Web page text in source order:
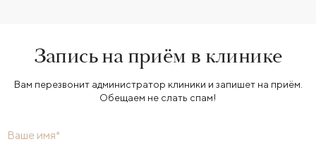
Запись на приём в клинике
Вам перезвонит администратор клиники и запишет на приём.
Обещаем не слать спам!
Ваше имя*